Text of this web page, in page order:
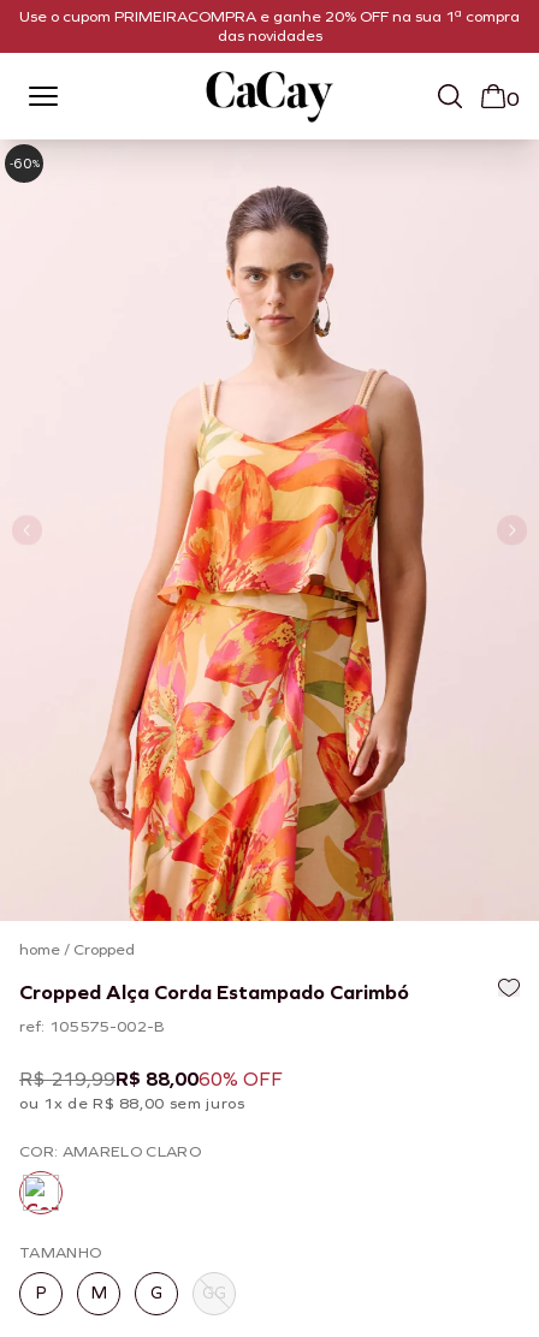
Use o cupom PRIMEIRACOMPRA e ganhe 20% OFF na sua 1ª compra
das novidades
0
-60%
home/ Cropped
Cropped Alça Corda Estampado Carimbó
ref: 105575-002-B
R$ 219,99R$ 88,0060% OFF
ou 1x de R$ 88,00 sem juros
COR: AMARELO CLARO
TAMANHO
P M G GG